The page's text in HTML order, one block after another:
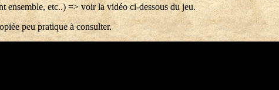
ensemble, etc..) => voir la vidéo ci-dessous du jeu.
peu pratique à consulter.